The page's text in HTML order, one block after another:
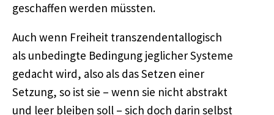
geschaffen werden müssten.
Auch wenn Freiheit transzendentallogisch
als unbedingte Bedingung jeglicher Systeme
gedacht wird, also als das Setzen einer
Setzung, so ist sie – wenn sie nicht abstrakt
und leer bleiben soll – sich doch darin selbst